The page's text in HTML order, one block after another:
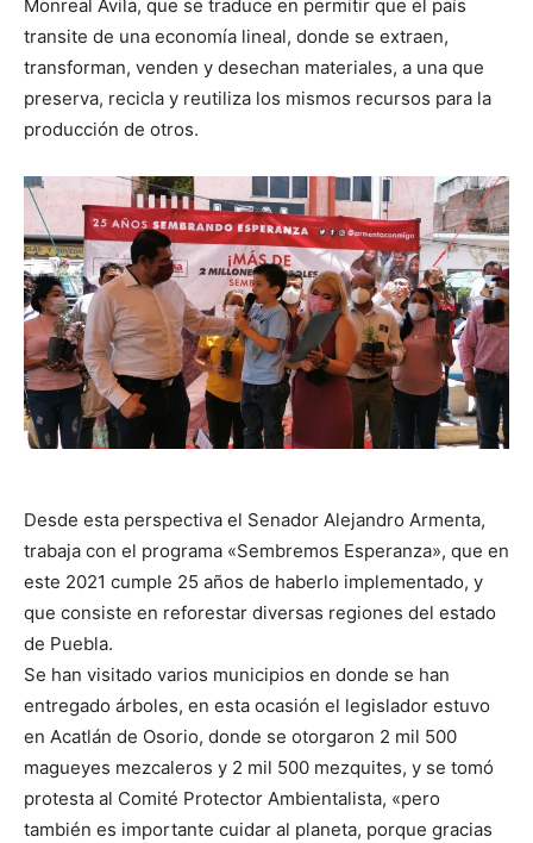
Monreal Ávila, que se traduce en permitir que el país
transite de una economía lineal, donde se extraen,
transforman, venden y desechan materiales, a una que
preserva, recicla y reutiliza los mismos recursos para la
producción de otros.
Desde esta perspectiva el Senador Alejandro Armenta,
trabaja con el programa «Sembremos Esperanza», que en
este 2021 cumple 25 años de haberlo implementado, y
que consiste en reforestar diversas regiones del estado
de Puebla.
Se han visitado varios municipios en donde se han
entregado árboles, en esta ocasión el legislador estuvo
en Acatlán de Osorio, donde se otorgaron 2 mil 500
magueyes mezcaleros y 2 mil 500 mezquites, y se tomó
protesta al Comité Protector Ambientalista, «pero
también es importante cuidar al planeta, porque gracias